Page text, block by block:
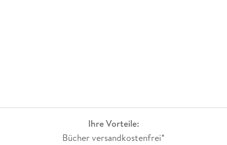
Ihre Vorteile:
Bücher versandkostenfrei*